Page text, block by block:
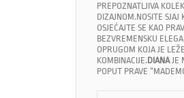
PREPOZNATLJIVA
DIZAJNOM.NOSITE
OSJEĆAJTE SE KAO
BEZVREMENSKU
OPRUGOM KOJA JE
KOMBINACIJE.DIANAJE
POPUT PRAVE